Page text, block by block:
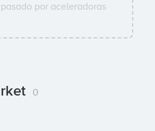
por aceleradoras
0